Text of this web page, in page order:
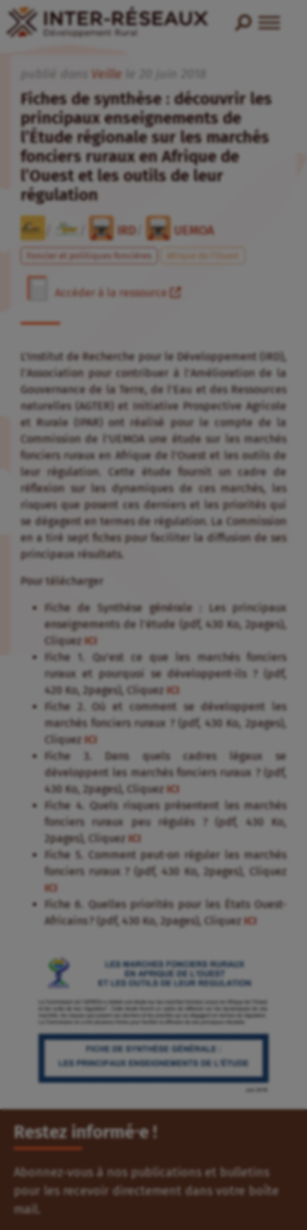
Veille
Fiches de synthèse : découvrir les
principaux enseignements de
l’Étude régionale sur les marchés
fonciers ruraux en Afrique de
l’Ouest et les outils de leur
régulation
IRD UEMOA
Foncier et politiques foncières Afrique de l’Ouest
Accéder à la ressource
L’Institut de Recherche pour le Développement (IRD),
l’Association pour contribuer à l’Amélioration de la
Gouvernance de la Terre, de l’Eau et des Ressources
naturelles (AGTER) et Initiative Prospective Agricole
et Rurale (IPAR) ont réalisé pour le compte de la
Commission de l’UEMOA une étude sur les marchés
fonciers ruraux en Afrique de l’Ouest et les outils de
leur régulation. Cette étude fournit un cadre de
réflexion sur les dynamiques de ces marchés, les
risques que posent ces derniers et les priorités qui
se dégagent en termes de régulation. La Commission
en a tiré sept fiches pour faciliter la diffusion de ses
principaux résultats.
Pour télécharger
Fiche de Synthèse générale : Les principaux
enseignements de l’étude (pdf, 430 Ko, 2pages),
Cliquez ICI
Fiche 1. Qu’est ce que les marchés fonciers
ruraux et pourquoi se développent-ils ? (pdf,
420 Ko, 2pages), Cliquez ICI
Fiche 2. Où et comment se développent les
marchés fonciers ruraux ? (pdf, 430 Ko, 2pages),
Cliquez ICI
Fiche 3. Dans quels cadres légaux se
développent les marchés fonciers ruraux ? (pdf,
430 Ko, 2pages), Cliquez ICI
Fiche 4. Quels risques présentent les marchés
fonciers ruraux peu régulés ? (pdf, 430 Ko,
2pages), Cliquez ICI
Fiche 5. Comment peut-on réguler les marchés
fonciers ruraux ? (pdf, 430 Ko, 2pages), Cliquez
ICI
Fiche 6. Quelles priorités pour les États Ouest-
Africains ? (pdf, 430 Ko, 2pages), Cliquez ICI
Restez informé⸱e !
Abonnez-vous à nos publications et bulletins
pour les recevoir directement dans votre boîte
mail.